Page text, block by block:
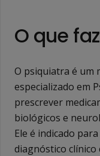
O que
O psiquiatra é um
especializado em
prescrever
biológicos e
Ele é indicado
diagnóstico clínico